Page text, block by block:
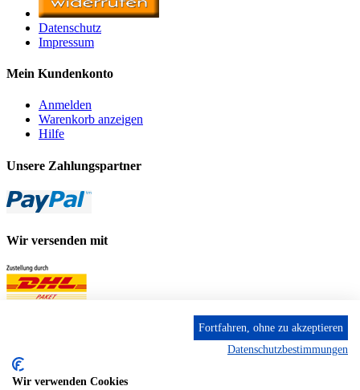
Datenschutz
Impressum
Mein Kundenkonto
Anmelden
Warenkorb anzeigen
Hilfe
Unsere Zahlungspartner
Wir versenden mit
Fortfahren, ohne zu akzeptieren
Datenschutzbestimmungen
Wir verwenden Cookies